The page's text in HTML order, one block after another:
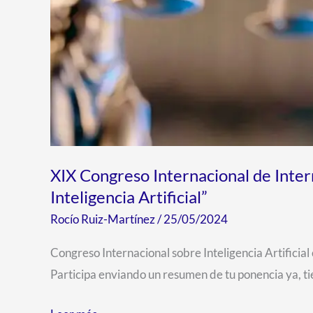
XIX Congreso Internacional de
Inteligencia Artificial”
Rocío Ruiz-Martínez/25/05/2024
Congreso Internacional sobre Inteligencia
Participa enviando un resumen de tu ponencia ya,
Inteligencia
Artificial”